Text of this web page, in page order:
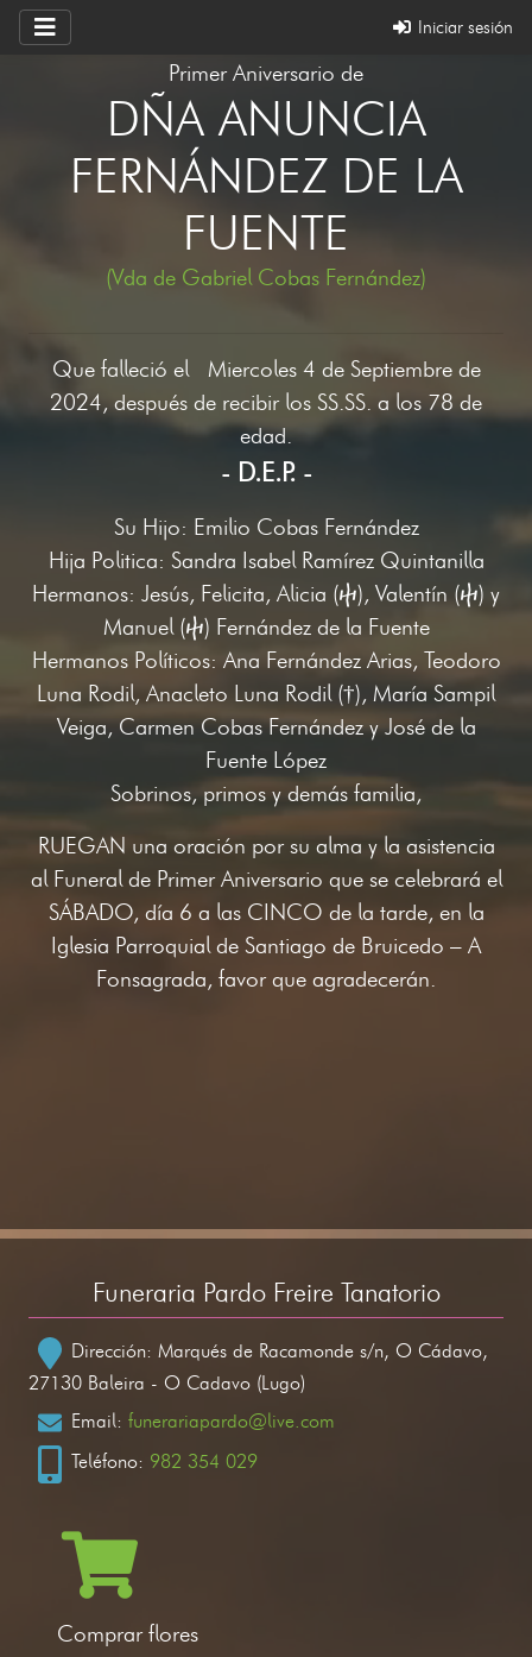
Iniciar sesión
Primer Aniversario de
DÑA ANUNCIA
FERNÁNDEZ DE LA
FUENTE
(Vda de Gabriel Cobas Fernández)
Que falleció el Miercoles 4 de Septiembre de
2024, después de recibir los SS.SS. a los 78 de
edad.
- D.E.P. -
Su Hijo: Emilio Cobas Fernández
Hija Politica: Sandra Isabel Ramírez Quintanilla
Hermanos: Jesús, Felicita, Alicia (ⴕ), Valentín (ⴕ) y
Manuel (ⴕ) Fernández de la Fuente
Hermanos Políticos: Ana Fernández Arias, Teodoro
Luna Rodil, Anacleto Luna Rodil (†), María Sampil
Veiga, Carmen Cobas Fernández y José de la
Fuente López
Sobrinos, primos y demás familia,
RUEGAN una oración por su alma y la asistencia
al Funeral de Primer Aniversario que se celebrará el
SÁBADO, día 6 a las CINCO de la tarde, en la
Iglesia Parroquial de Santiago de Bruicedo – A
Fonsagrada, favor que agradecerán.
Funeraria Pardo Freire Tanatorio
Dirección: Marqués de Racamonde s/n, O Cádavo,
27130 Baleira - O Cadavo (Lugo)
Email: funerariapardo@live.com
Teléfono: 982 354 029
Comprar flores